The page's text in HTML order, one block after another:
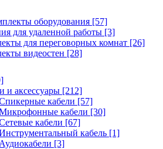
оборудования [57]
для удаленной работы [3]
для переговорных комнат [26]
видеостен [28]
и аксессуары [212]
кабели [57]
кабели [30]
кабели [67]
кабель [1]
Аудиокабели [3]